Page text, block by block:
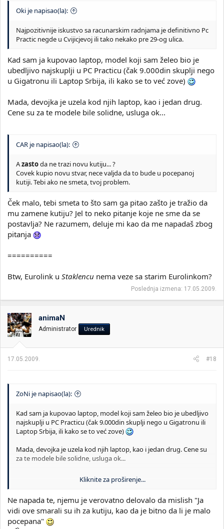
Oki je napisao(la):
Najpozitivnije iskustvo sa racunarskim radnjama je definitivno Pc
Practic negde u Cvijicjevoj ili tako nekako pre 29-og ulica.
Kad sam ja kupovao laptop, model koji sam želeo bio je
ubedljivo najskuplji u PC Practicu (čak 9.000din skuplji nego
u Gigatronu ili Laptop Srbija, ili kako se to već zove)
Mada, devojka je uzela kod njih laptop, kao i jedan drug.
Cene su za te modele bile solidne, usluga ok...
CAR je napisao(la):
Azastoda ne trazi novu kutiju... ?
Covek kupio novu stvar, nece valjda da to bude u pocepanoj
kutiji. Tebi ako ne smeta, tvoj problem.
Ček malo, tebi smeta to što sam ga pitao zašto je tražio da
mu zamene kutiju? Jel to neko pitanje koje ne sme da se
postavlja? Ne razumem, deluje mi kao da me napadaš zbog
pitanja
==========
Btw, Eurolink u Staklencu nema veze sa starim Eurolinkom?
Poslednja izmena: 17.05.2009.
animaN
Administrator Urednik
17.05.2009. #18
ZoNi je napisao(la):
Kad sam ja kupovao laptop, model koji sam želeo bio je ubedljivo
najskuplji u PC Practicu (čak 9.000din skuplji nego u Gigatronu ili
Laptop Srbija, ili kako se to već zove)
Mada, devojka je uzela kod njih laptop, kao i jedan drug. Cene su
za te modele bile solidne, usluga ok...
Ček malo, tebi smeta to što sam ga pitao zašto je tražio da mu
Ne razumem, deluje mi kao da me napadaš zbog pitanja
==========
Kliknite za proširenje...
Ne napada te, njemu je verovatno delovalo da mislish "Ja
vidi ove smarali su ih za kutiju, kao da je bitno da li je malo
pocepana"